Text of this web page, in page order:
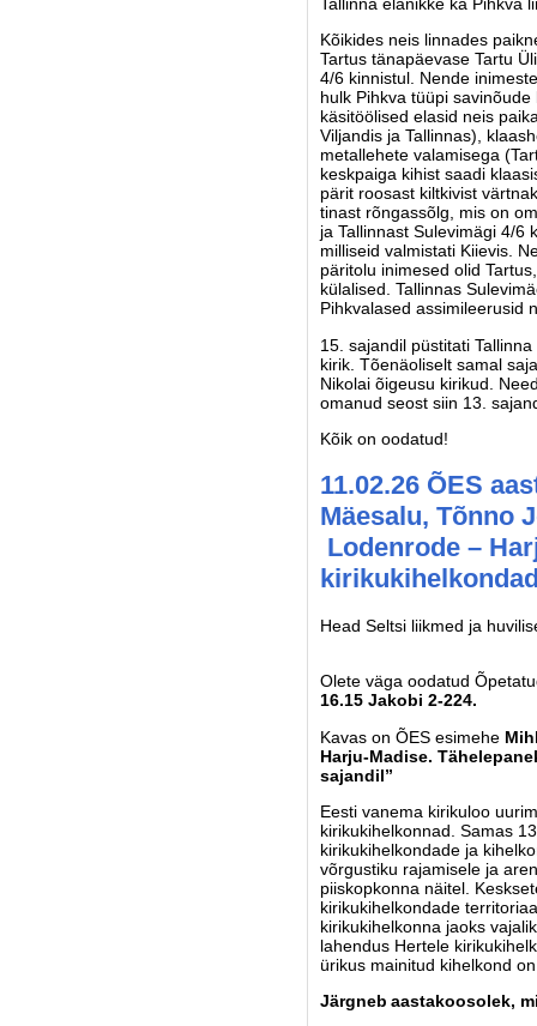
Kõikides neis linnades
Tartus tänapäevase Tartu
4/6 kinnistul. Nende
hulk Pihkva tüüpi
käsitöölised elasid neis
Viljandis ja Tallinnas),
metallehete valamisega
keskpaiga kihist saadi
pärit roosast kiltkivist
tinast rõngassõlg, mis on
ja Tallinnast Sulevimägi 4/6
milliseid valmistati Kiievis.
päritolu inimesed olid
külalised. Tallinnas
Pihkvalased assimileerusid
15. sajandil püstitati
kirik. Tõenäoliselt samal
Nikolai õigeusu kirikud.
omanud seost siin 13.
Kõik on oodatud!
11.02.26 ÕES
Mäesalu, Tõnno
Lodenrode –
Head Seltsi liikmed ja
Olete väga oodatud
16.15 Jakobi 2-224.
Kavas on ÕES esimehe
Harju-Madise.
sajandil”
Eesti vanema kirikuloo
kirikukihelkonnad. Samas
kirikukihelkondade ja
võrgustiku rajamisele ja
piiskopkonna näitel.
kirikukihelkondade
kirikukihelkonna jaoks
lahendus Hertele
ürikus mainitud kihelkond
Järgneb aastakoosolek,